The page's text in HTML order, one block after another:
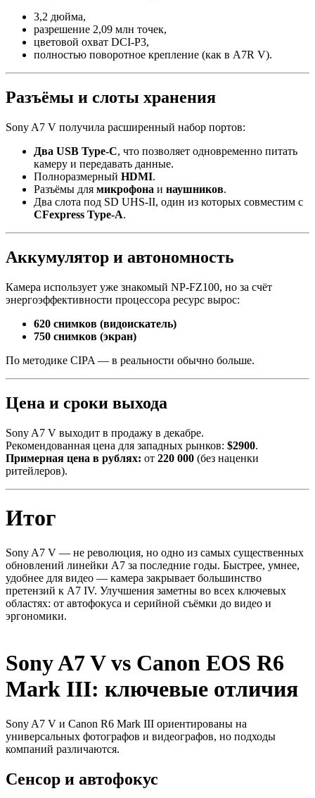
3,2 дюйма,
разрешение 2,09 млн точек,
цветовой охват DCI-P3,
полностью поворотное крепление (как в A7R V).
Разъёмы и слоты хранения
Sony A7 V получила расширенный набор портов:
Два USB Type-C, что позволяет одновременно питать
камеру и передавать данные.
Полноразмерный HDMI.
Разъёмы для микрофона и наушников.
Два слота под SD UHS-II, один из которых совместим с
CFexpress Type-A.
Аккумулятор и автономность
Камера использует уже знакомый NP-FZ100, но за счёт
энергоэффективности процессора ресурс вырос:
620 снимков (видоискатель)
750 снимков (экран)
По методике CIPA — в реальности обычно больше.
Цена и сроки выхода
Sony A7 V выходит в продажу в декабре.
Рекомендованная цена для западных рынков: $2900.
Примерная цена в рублях: от 220 000 (без наценки
ритейлеров).
Итог
Sony A7 V — не революция, но одно из самых существенных
обновлений линейки A7 за последние годы. Быстрее, умнее,
удобнее для видео — камера закрывает большинство
претензий к A7 IV. Улучшения заметны во всех ключевых
областях: от автофокуса и серийной съёмки до видео и
эргономики.
Sony A7 V vs Canon EOS R6
Mark III: ключевые отличия
Sony A7 V и Canon R6 Mark III ориентированы на
универсальных фотографов и видеографов, но подходы
компаний различаются.
Сенсор и автофокус